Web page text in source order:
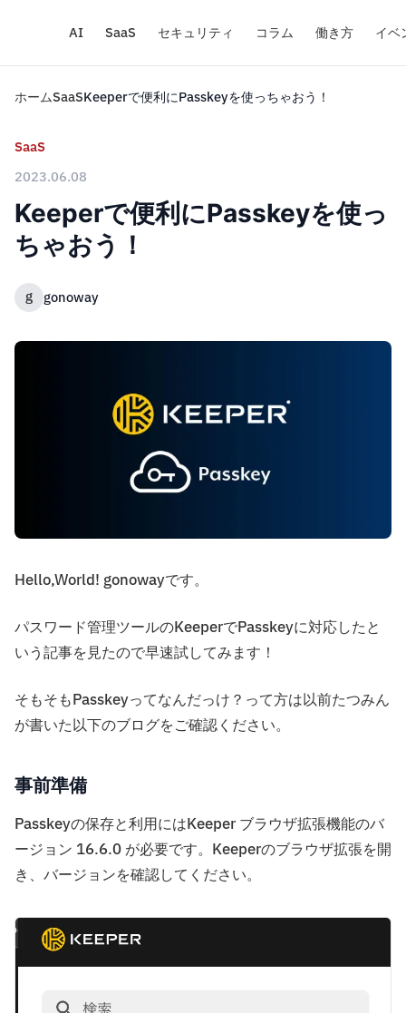
AI SaaS セキュリティ コラム 働き方 イベ
ホームSaaSKeeperで便利にPasskeyを使っちゃおう！
SaaS
2023.06.08
Keeperで便利にPasskeyを使っ
ちゃおう！
g gonoway
Hello,World! gonowayです。
パスワード管理ツールのKeeperでPasskeyに対応したと
いう記事を見たので早速試してみます！
そもそもPasskeyってなんだっけ？って方は以前たつみん
が書いた以下のブログをご確認ください。
事前準備
Passkeyの保存と利用にはKeeper ブラウザ拡張機能のバ
ージョン 16.6.0 が必要です。Keeperのブラウザ拡張を開
き、バージョンを確認してください。